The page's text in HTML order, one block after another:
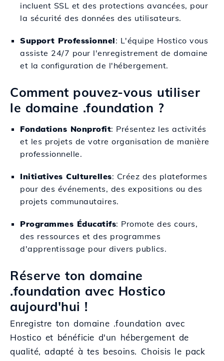
incluent SSL et des protections avancées, pour
la sécurité des données des utilisateurs.
Support Professionnel: L'équipe Hostico vous
assiste 24/7 pour l'enregistrement de domaine
et la configuration de l'hébergement.
Comment pouvez-vous utiliser
le domaine .foundation ?
Fondations Nonprofit: Présentez les activités
et les projets de votre organisation de manière
professionnelle.
Initiatives Culturelles: Créez des plateformes
pour des événements, des expositions ou des
projets communautaires.
Programmes Éducatifs: Promote des cours,
des ressources et des programmes
d'apprentissage pour divers publics.
Réserve ton domaine
.foundation avec Hostico
aujourd'hui !
Enregistre ton domaine .foundation avec
Hostico et bénéficie d'un hébergement de
qualité, adapté à tes besoins. Choisis le pack